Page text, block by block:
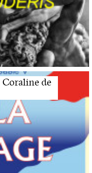
Coraline de